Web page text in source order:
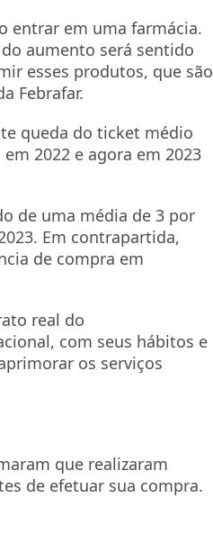
entrar em uma farmácia.
aumento será sentido
esses produtos, que são
Febrafar.
queda do ticket médio
2022 e agora em 2023
de uma média de 3 por
Em contrapartida,
de compra em
real do
com seus hábitos e
os serviços
que realizaram
de efetuar sua compra.